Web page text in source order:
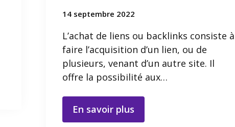
14 septembre 2022
L’achat de liens ou backlinks consiste à
faire l’acquisition d’un lien, ou de
plusieurs, venant d’un autre site. Il
offre la possibilité aux…
En savoir plus